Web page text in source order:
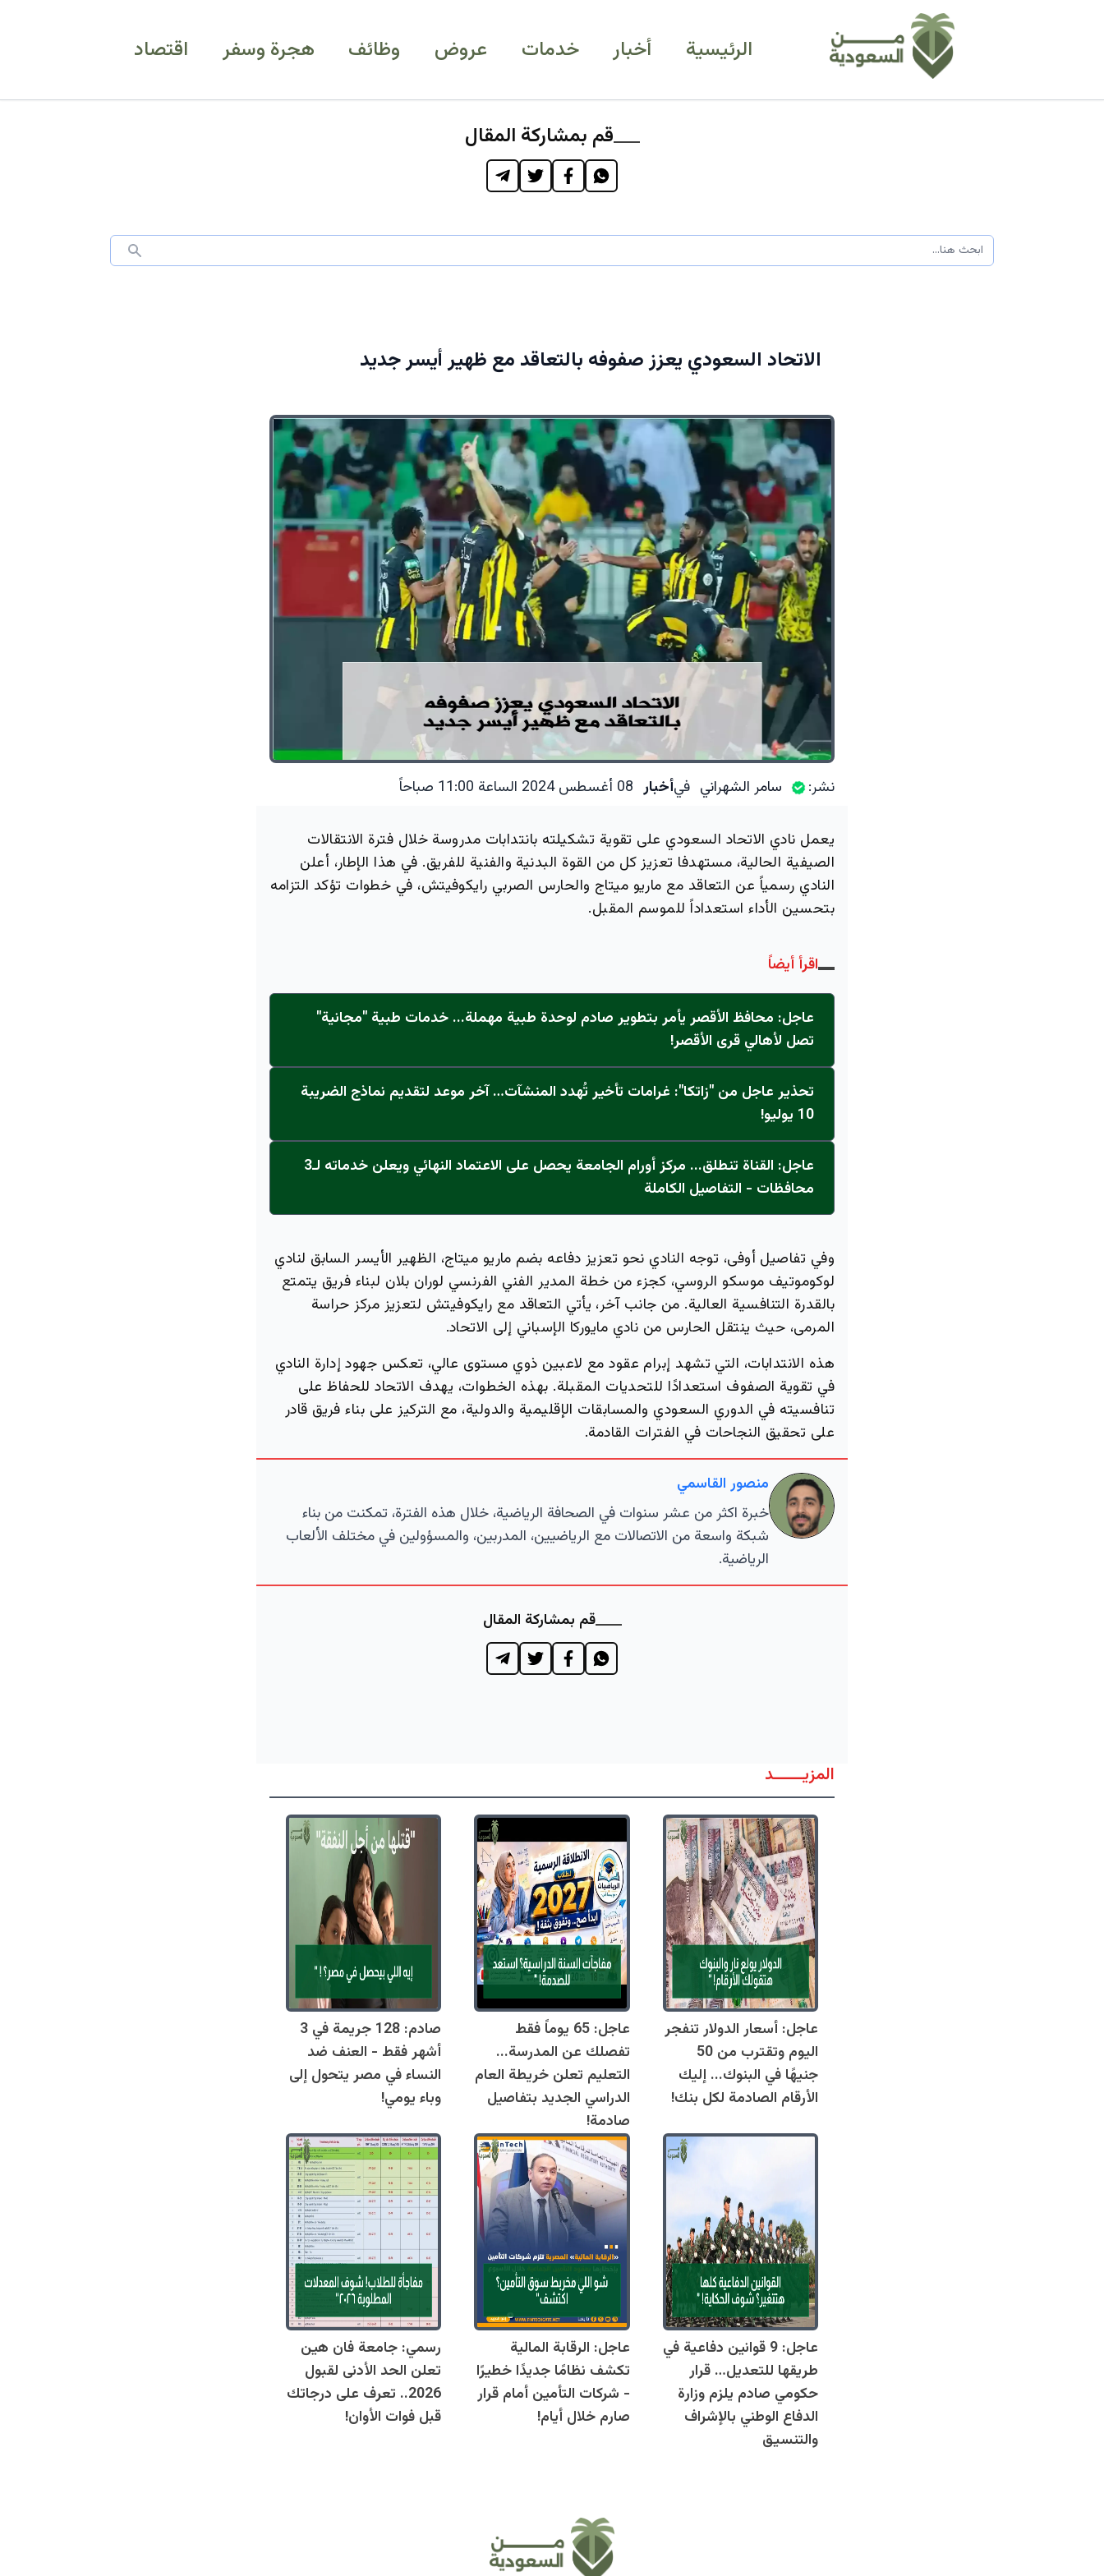
الرئيسية أخبار خدمات عروض وظائف هجرة وسفر اقتصاد
قم بمشاركة المقال
الاتحاد السعودي يعزز صفوفه بالتعاقد مع ظهير أيسر جديد
نشر: سامر الشهراني فيأخبار 08 أغسطس 2024 الساعة 11:00 صباحاً
يعمل نادي الاتحاد السعودي على تقوية تشكيلته بانتدابات مدروسة خلال فترة الانتقالات
الصيفية الحالية، مستهدفا تعزيز كل من القوة البدنية والفنية للفريق. في هذا الإطار، أعلن
النادي رسمياً عن التعاقد مع ماريو ميتاج والحارس الصربي رايكوفيتش، في خطوات تؤكد التزامه
بتحسين الأداء استعداداً للموسم المقبل.
اقرأ أيضاً
عاجل: محافظ الأقصر يأمر بتطوير صادم لوحدة طبية مهملة... خدمات طبية "مجانية"
تصل لأهالي قرى الأقصر!
تحذير عاجل من "زاتكا": غرامات تأخير تُهدد المنشآت… آخر موعد لتقديم نماذج الضريبة
10 يوليو!
عاجل: القناة تنطلق... مركز أورام الجامعة يحصل على الاعتماد النهائي ويعلن خدماته لـ3
محافظات - التفاصيل الكاملة
وفي تفاصيل أوفى، توجه النادي نحو تعزيز دفاعه بضم ماريو ميتاج، الظهير الأيسر السابق لنادي
لوكوموتيف موسكو الروسي، كجزء من خطة المدير الفني الفرنسي لوران بلان لبناء فريق يتمتع
بالقدرة التنافسية العالية. من جانب آخر، يأتي التعاقد مع رايكوفيتش لتعزيز مركز حراسة
المرمى، حيث ينتقل الحارس من نادي مايوركا الإسباني إلى الاتحاد.
هذه الانتدابات، التي تشهد إبرام عقود مع لاعبين ذوي مستوى عالي، تعكس جهود إدارة النادي
في تقوية الصفوف استعدادًا للتحديات المقبلة. بهذه الخطوات، يهدف الاتحاد للحفاظ على
تنافسيته في الدوري السعودي والمسابقات الإقليمية والدولية، مع التركيز على بناء فريق قادر
على تحقيق النجاحات في الفترات القادمة.
منصور القاسمي
خبرة اكثر من عشر سنوات في الصحافة الرياضية، خلال هذه الفترة، تمكنت من بناء
شبكة واسعة من الاتصالات مع الرياضيين، المدربين، والمسؤولين في مختلف الألعاب
الرياضية.
قم بمشاركة المقال
المزيــــــد
عاجل: أسعار الدولار تنفجر
اليوم وتقترب من 50
جنيهًا في البنوك... إليك
الأرقام الصادمة لكل بنك!
عاجل: 65 يوماً فقط
تفصلك عن المدرسة...
التعليم تعلن خريطة العام
الدراسي الجديد بتفاصيل
صادمة!
صادم: 128 جريمة في 3
أشهر فقط - العنف ضد
النساء في مصر يتحول إلى
وباء يومي!
عاجل: 9 قوانين دفاعية في
طريقها للتعديل… قرار
حكومي صادم يلزم وزارة
الدفاع الوطني بالإشراف
والتنسيق
عاجل: الرقابة المالية
تكشف نظامًا جديدًا خطيرًا
- شركات التأمين أمام قرار
صارم خلال أيام!
رسمي: جامعة فان هين
تعلن الحد الأدنى لقبول
2026.. تعرف على درجاتك
قبل فوات الأوان!